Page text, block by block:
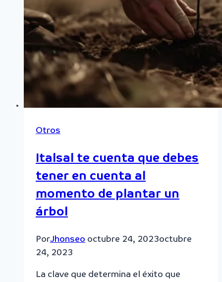
Otros
Italsal te cuenta que debes
tener en cuenta al
momento de plantar un
árbol
PorJhonseo octubre 24, 2023octubre
24, 2023
La clave que determina el éxito que